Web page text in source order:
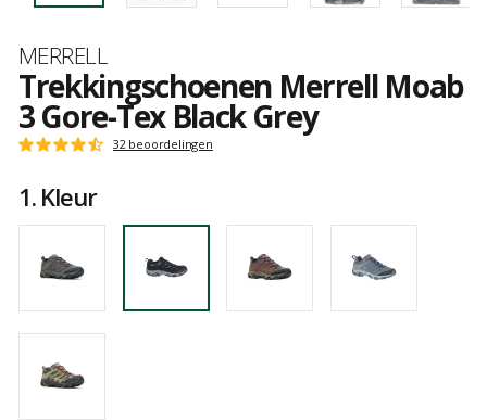
Merk
MERRELL
Trekkingschoenen Merrell Moab
3 Gore-Tex Black Grey
Het
van
klanten
Score
4.7
op
5
32 beoordelingen
1.Kleur